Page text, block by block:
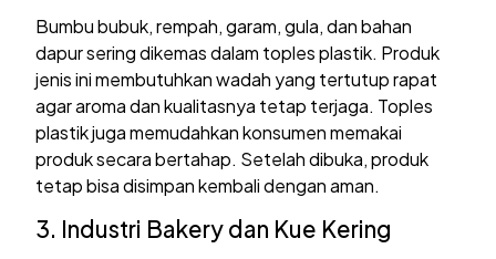
Bumbu bubuk, rempah, garam, gula, dan bahan
dapur sering dikemas dalam toples plastik. Produk
jenis ini membutuhkan wadah yang tertutup rapat
agar aroma dan kualitasnya tetap terjaga. Toples
plastik juga memudahkan konsumen memakai
produk secara bertahap. Setelah dibuka, produk
tetap bisa disimpan kembali dengan aman.
3. Industri Bakery dan Kue Kering